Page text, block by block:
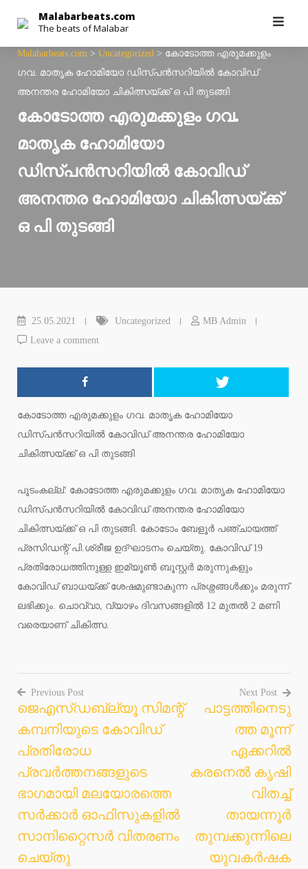
content
Malabarbeats.com
The beats of Malabar
Malabarbeats.com > Uncategorized > കോടോത്ത എരുമക്കുളം
ഗവ. മാതൃക ഹോമിയോ ഡിസ്പൻസറിയിൽ കോവിഡ്
അനന്തര ഹോമിയോ ചികിത്സയ്ക്ക് ഒ പി തുടങ്ങി
കോടോത്ത എരുമക്കുളം ഗവ.
മാതൃക ഹോമിയോ
ഡിസ്പൻസറിയിൽ കോവിഡ്
അനന്തര ഹോമിയോ ചികിത്സയ്ക്ക്
ഒ പി തുടങ്ങി
25.05.2021 Uncategorized
MB Admin
Leave a comment
കോടോത്ത എരുമക്കുളം ഗവ. മാതൃക ഹോമിയോ
ഡിസ്പൻസറിയിൽ കോവിഡ് അനന്തര ഹോമിയോ
ചികിത്സയ്ക്ക് ഒ പി തുടങ്ങി
പൂടംകല്ല്: കോടോത്ത എരുമക്കുളം ഗവ. മാതൃക ഹോമിയോ
ഡിസ്പൻസറിയിൽ കോവിഡ് അനന്തര ഹോമിയോ
ചികിത്സയ്ക്ക് ഒ പി തുടങ്ങി. കോടോം ബേളൂർ പഞ്ചായത്ത്
പ്രസിഡന്റ് പി.ശ്രീജ ഉദ്ഘാടനം ചെയ്തു. കോവിഡ് 19
പ്രതിരോധത്തിനുള്ള ഇമ്യൂൺ ബൂസ്റ്റർ മരുന്നുകളും
കോവിഡ് ബാധയ്ക്ക് ശേഷമുണ്ടാകുന്ന പ്രശ്നങ്ങൾക്കും മരുന്ന്
ലഭിക്കും. ചൊവ്വാ, വ്യാഴം ദിവസങ്ങളിൽ 12 മുതൽ 2 മണി
വരെയാണ് ചികിത്സ.
Post
navigation
Previous Post
ജെഎസ്ഡബ്ല്യൂ സിമന്റ്
കമ്പനിയുടെ കോവിഡ്
പ്രതിരോധ
പ്രവര്‍ത്തനങ്ങളുടെ
ഭാഗമായി മലയോരത്തെ
സര്‍ക്കാര്‍ ഓഫിസുകളില്‍
സാനിറ്റൈസര്‍ വിതരണം
ചെയ്തു
Next Post
പാട്ടത്തിനെടു
ത്ത മൂന്ന്
ഏക്കറിൽ
കരനെൽ കൃഷി
വിതച്ച്
തായന്നൂർ
തുമ്പക്കുന്നിലെ
യുവകർഷക